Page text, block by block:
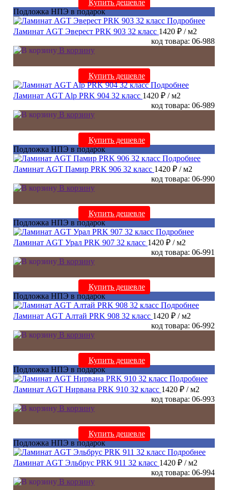
Купить дешевле
Подложка НПЭ в подарок
Подробнее
Ламинат AGT Эверест PRK 903 32 класс 1420 ₽ / м2
код товара: 06-988
В корзину
Купить дешевле
Подробнее
Ламинат AGT Alp PRK 904 32 класс 1420 ₽ / м2
код товара: 06-989
В корзину
Купить дешевле
Подложка НПЭ в подарок
Подробнее
Ламинат AGT Памир PRK 906 32 класс 1420 ₽ / м2
код товара: 06-990
В корзину
Купить дешевле
Подложка НПЭ в подарок
Подробнее
Ламинат AGT Урал PRK 907 32 класс 1420 ₽ / м2
код товара: 06-991
В корзину
Купить дешевле
Подложка НПЭ в подарок
Подробнее
Ламинат AGT Алтай PRK 908 32 класс 1420 ₽ / м2
код товара: 06-992
В корзину
Купить дешевле
Подложка НПЭ в подарок
Подробнее
Ламинат AGT Нирвана PRK 910 32 класс 1420 ₽ / м2
код товара: 06-993
В корзину
Купить дешевле
Подложка НПЭ в подарок
Подробнее
Ламинат AGT Эльбрус PRK 911 32 класс 1420 ₽ / м2
код товара: 06-994
В корзину